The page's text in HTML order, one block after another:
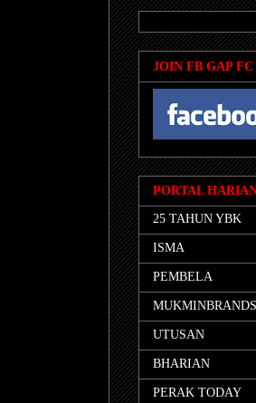
JOIN FB GAP
PORTAL
25 TAHUN YBK
ISMA
PEMBELA
UTUSAN
BHARIAN
PERAK TODAY